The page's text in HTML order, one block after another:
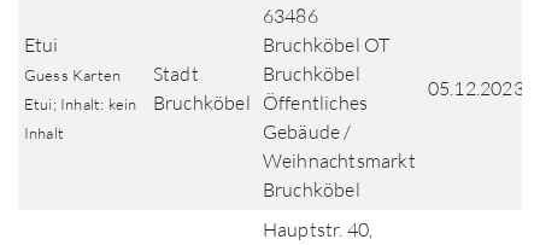
Etui
Guess Karten
Etui; Inhalt: kein
Inhalt
Stadt
Bruchköbel
63486
Bruchköbel OT
Bruchköbel
Öffentliches
Gebäude /
Weihnachtsmarkt
Bruchköbel
05.12.2023
Hauptstr. 40,